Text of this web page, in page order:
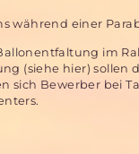
während einer
im
(siehe hier) sollen
sich Bewerber bei